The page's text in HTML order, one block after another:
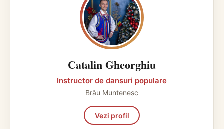
Catalin Gheorghiu
Instructor de dansuri populare
Brâu Muntenesc
Vezi profil